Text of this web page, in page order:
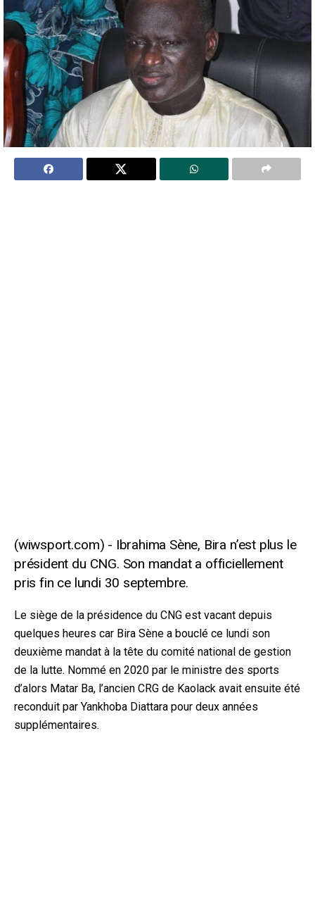
Ibrahima Sène, Bira n’est plus le
président du CNG. Son mandat a officiellement
pris fin ce lundi 30 septembre.
Le siège de la présidence du CNG est vacant depuis
quelques heures car Bira Sène a bouclé ce lundi son
deuxième mandat à la tête du comité national de gestion
de la lutte. Nommé en 2020 par le ministre des sports
d’alors Matar Ba, l’ancien CRG de Kaolack avait ensuite été
reconduit par Yankhoba Diattara pour deux années
supplémentaires.